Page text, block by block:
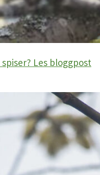
Les bloggpost